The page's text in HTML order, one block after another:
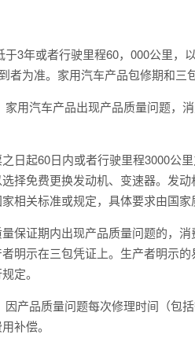
3年或者行驶里程60，000公里，
者为准。家用汽车产品包修期和三
用汽车产品出现产品质量问题，
日起60日内或者行驶里程3000公
择免费更换发动机、变速器。发
相关标准或规定，具体要求由国家
保证期内出现产品质量问题的，
明示在三包凭证上。生产者明示
定。
产品质量问题每次修理时间（包
补偿。